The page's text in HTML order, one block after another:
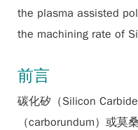
the plasma assisted
the machining rate of
前言
碳化矽（Silicon
（carborundum）或莫